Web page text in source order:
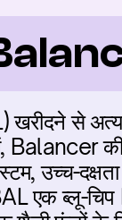
से
की
उच्च-
एक ब्लू-चिप